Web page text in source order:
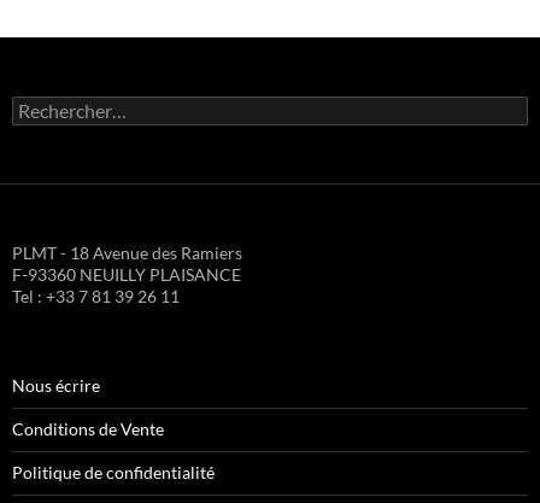
Rechercher :
PLMT - 18 Avenue des Ramiers
F-93360 NEUILLY PLAISANCE
Tel : +33 7 81 39 26 11
Nous écrire
Conditions de Vente
Politique de confidentialité